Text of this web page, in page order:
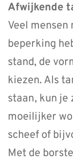
Afwijkende
Veel
beperking
stand, de
kiezen. Als
staan, kun je
moeilijker
scheef of
Met de